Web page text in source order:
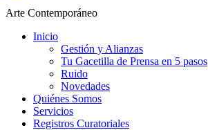
Arte Contemporáneo
Inicio
Gestión y Alianzas
Tu Gacetilla de Prensa en 5 pasos
Ruido
Novedades
Quiénes Somos
Servicios
Registros Curatoriales